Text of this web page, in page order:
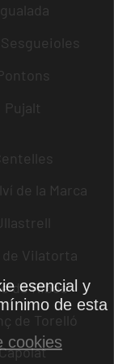
Pujalt
de la Marca
Vilatorta
de Ribes
de Torelló
esencial y
de esta
cookies